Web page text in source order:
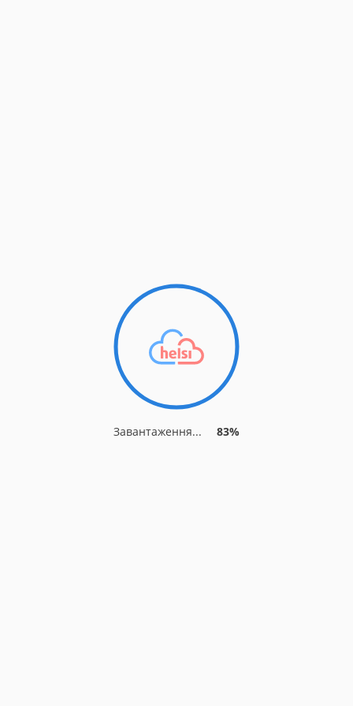
Завантаження... 83%